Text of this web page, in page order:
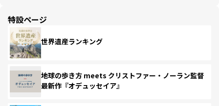
特設ページ
世界遺産ランキング
地球の歩き方 meets クリストファー・ノーラン監督
最新作『オデュッセイア』